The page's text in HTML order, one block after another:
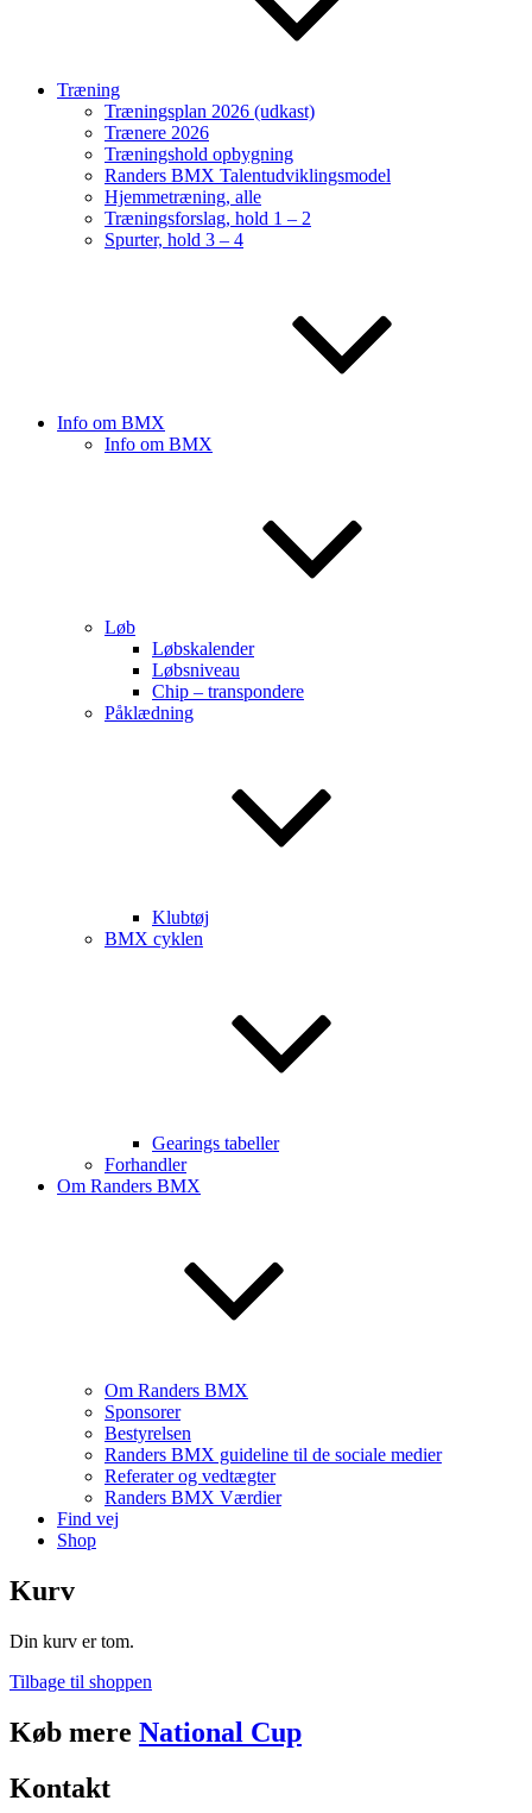
Træning
Træningsplan 2026 (udkast)
Trænere 2026
Træningshold opbygning
Randers BMX Talentudviklingsmodel
Hjemmetræning, alle
Træningsforslag, hold 1 – 2
Spurter, hold 3 – 4
Info om BMX
Info om BMX
Løb
Løbskalender
Løbsniveau
Chip – transpondere
Påklædning
Klubtøj
BMX cyklen
Gearings tabeller
Forhandler
Om Randers BMX
Om Randers BMX
Sponsorer
Bestyrelsen
Randers BMX guideline til de sociale medier
Referater og vedtægter
Randers BMX Værdier
Find vej
Shop
Kurv
Din kurv er tom.
Tilbage til shoppen
Køb mere National Cup
Kontakt